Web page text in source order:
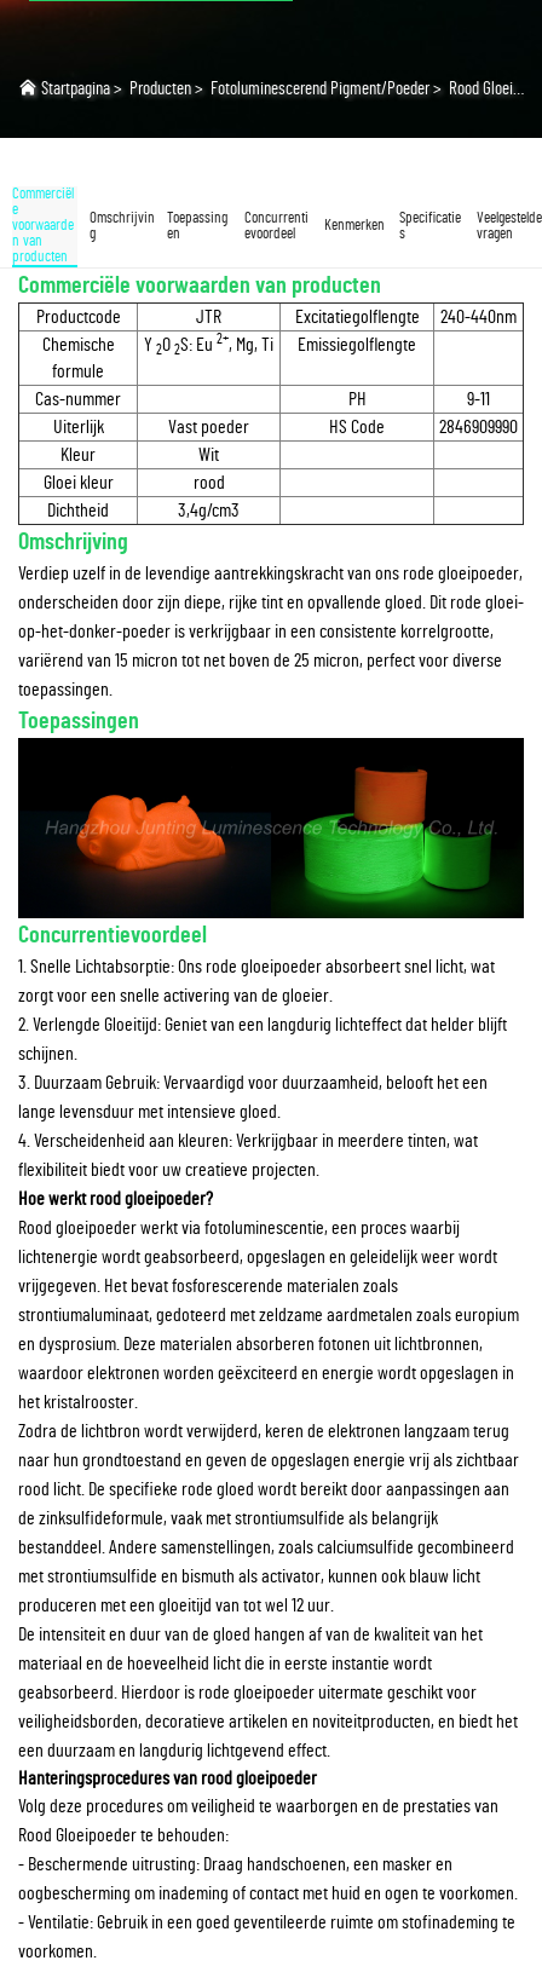
Startpagina> Producten> Fotoluminescerend Pigment/Poeder> Rood Gloeiend Poeder
Commerciël
e
voorwaarde
n van
producten
Omschrijvin
g
Toepassing
en
Concurrenti
evoordeel
Kenmerken
Specificatie
s
Veelgestelde
vragen
Commerciële voorwaarden van producten
Productcode JTR Excitatiegolflengte
240-440nm
Chemische
formule
Y 2O 2S: Eu 2+, Mg, Ti Emissiegolflengte
Cas-nummer PH
9-11
Uiterlijk
Vast poeder HS Code
2846909990
Kleur
Wit
Gloei kleur
rood
Dichtheid
3,4g/cm3
Omschrijving
Verdiep uzelf in de levendige aantrekkingskracht van ons rode gloeipoeder,
onderscheiden door zijn diepe, rijke tint en opvallende gloed. Dit rode gloei-
op-het-donker-poeder is verkrijgbaar in een consistente korrelgrootte,
variërend van 15 micron tot net boven de 25 micron, perfect voor diverse
toepassingen.
Toepassingen
Concurrentievoordeel
1. Snelle Lichtabsorptie: Ons rode gloeipoeder absorbeert snel licht, wat
zorgt voor een snelle activering van de gloeier.
2. Verlengde Gloeitijd: Geniet van een langdurig lichteffect dat helder blijft
schijnen.
3. Duurzaam Gebruik: Vervaardigd voor duurzaamheid, belooft het een
lange levensduur met intensieve gloed.
4. Verscheidenheid aan kleuren: Verkrijgbaar in meerdere tinten, wat
flexibiliteit biedt voor uw creatieve projecten.
Hoe werkt rood gloeipoeder?
Rood gloeipoeder werkt via fotoluminescentie, een proces waarbij
lichtenergie wordt geabsorbeerd, opgeslagen en geleidelijk weer wordt
vrijgegeven. Het bevat fosforescerende materialen zoals
strontiumaluminaat, gedoteerd met zeldzame aardmetalen zoals europium
en dysprosium. Deze materialen absorberen fotonen uit lichtbronnen,
waardoor elektronen worden geëxciteerd en energie wordt opgeslagen in
het kristalrooster.
Zodra de lichtbron wordt verwijderd, keren de elektronen langzaam terug
naar hun grondtoestand en geven de opgeslagen energie vrij als zichtbaar
rood licht. De specifieke rode gloed wordt bereikt door aanpassingen aan
de zinksulfideformule, vaak met strontiumsulfide als belangrijk
bestanddeel. Andere samenstellingen, zoals calciumsulfide gecombineerd
met strontiumsulfide en bismuth als activator, kunnen ook blauw licht
produceren met een gloeitijd van tot wel 12 uur.
De intensiteit en duur van de gloed hangen af van de kwaliteit van het
materiaal en de hoeveelheid licht die in eerste instantie wordt
geabsorbeerd. Hierdoor is rode gloeipoeder uitermate geschikt voor
veiligheidsborden, decoratieve artikelen en noviteitproducten, en biedt het
een duurzaam en langdurig lichtgevend effect.
Hanteringsprocedures van rood gloeipoeder
Volg deze procedures om veiligheid te waarborgen en de prestaties van
Rood Gloeipoeder te behouden:
- Beschermende uitrusting: Draag handschoenen, een masker en
oogbescherming om inademing of contact met huid en ogen te voorkomen.
- Ventilatie: Gebruik in een goed geventileerde ruimte om stofinademing te
voorkomen.